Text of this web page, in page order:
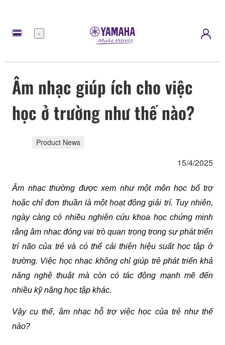
Menu
Âm nhạc giúp ích cho việc
học ở trường như thế nào?
Product News
15/4/2025
Âm nhạc thường được xem như một môn học bổ trợ
hoặc chỉ đơn thuần là một hoạt động giải trí. Tuy nhiên,
ngày càng có nhiều nghiên cứu khoa học chứng minh
rằng âm nhạc đóng vai trò quan trọng trong sự phát triển
trí não của trẻ và có thể cải thiện hiệu suất học tập ở
trường. Việc học nhạc không chỉ giúp trẻ phát triển khả
năng nghệ thuật mà còn có tác động mạnh mẽ đến
nhiều kỹ năng học tập khác.
Vậy cụ thể, âm nhạc hỗ trợ việc học của trẻ như thế
nào?